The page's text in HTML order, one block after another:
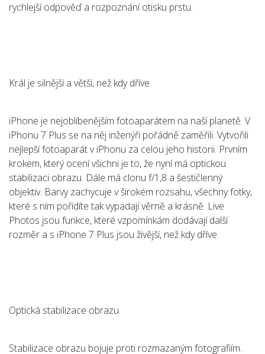
rychlejší odpověď a rozpoznání otisku prstu.
Král je silnější a větší, než kdy dříve
iPhone je nejoblíbenějším fotoaparátem na naší planetě. V
iPhonu 7 Plus se na něj inženýři pořádně zaměřili. Vytvořili
nejlepší fotoaparát v iPhonu za celou jeho historii. Prvním
krokem, který ocení všichni je to, že nyní má optickou
stabilizaci obrazu. Dále má clonu f/1,8 a šestičlenný
objektiv. Barvy zachycuje v širokém rozsahu, všechny fotky,
které s ním pořídíte tak vypadají věrně a krásně. Live
Photos jsou funkce, které vzpomínkám dodávají další
rozměr a s iPhone 7 Plus jsou živější, než kdy dříve.
Optická stabilizace obrazu
Stabilizace obrazu bojuje proti rozmazaným fotografiím.